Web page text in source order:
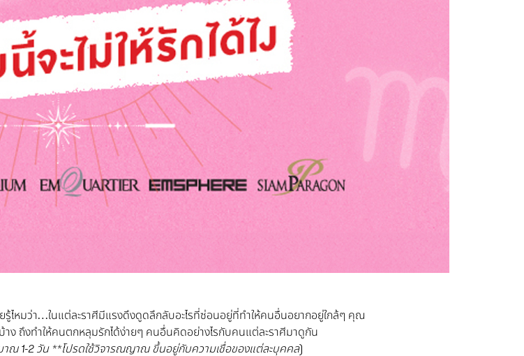
ไหมว่า…ในแต่ละราศีมีแรงดึงดูดลึกลับอะไรที่ซ่อนอยู่ที่ทำให้คนอื่นอยากอยู่ใกล้ๆ คุณ
ง ถึงทำให้คนตกหลุมรักได้ง่ายๆ คนอื่นคิดอย่างไรกับคนแต่ละราศีมาดูกัน
าณ 1-2 วัน **โปรดใช้วิจารณญาณ ขึ้นอยู่กับความเชื่อของแต่ละบุคคล)